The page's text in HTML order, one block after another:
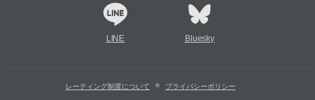
LINE Bluesky
レーティング制度について プライバシーポリシー